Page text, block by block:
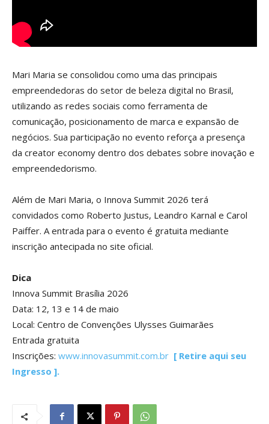
Mari Maria se consolidou como uma das principais
empreendedoras do setor de beleza digital no Brasil,
utilizando as redes sociais como ferramenta de
comunicação, posicionamento de marca e expansão de
negócios. Sua participação no evento reforça a presença
da creator economy dentro dos debates sobre inovação e
empreendedorismo.
Além de Mari Maria, o Innova Summit 2026 terá
convidados como Roberto Justus, Leandro Karnal e Carol
Paiffer. A entrada para o evento é gratuita mediante
inscrição antecipada no site oficial.
Dica
Innova Summit Brasília 2026
Data: 12, 13 e 14 de maio
Local: Centro de Convenções Ulysses Guimarães
Entrada gratuita
Inscrições: www.innovasummit.com.br [ Retire aqui seu
Ingresso ].